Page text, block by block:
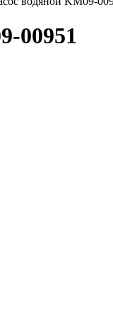
00951